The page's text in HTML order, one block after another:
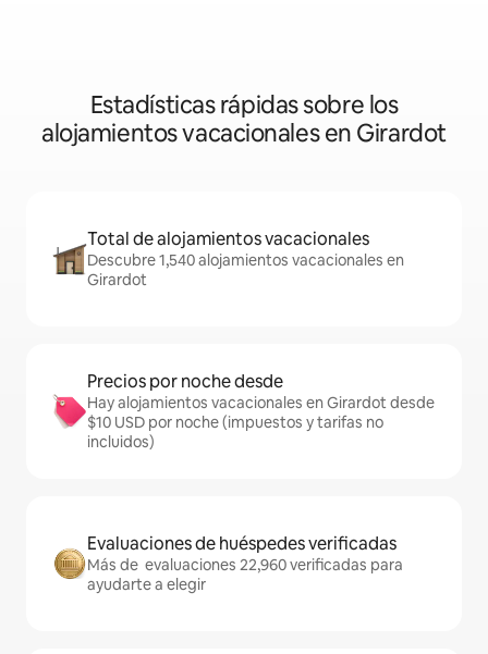
Estadísticas rápidas sobre los
alojamientos vacacionales en Girardot
Total de alojamientos vacacionales
Descubre 1,540 alojamientos vacacionales en
Girardot
Precios por noche desde
Hay alojamientos vacacionales en Girardot desde
$10 USD por noche (impuestos y tarifas no
incluidos)
Evaluaciones de huéspedes verificadas
Más de evaluaciones 22,960 verificadas para
ayudarte a elegir